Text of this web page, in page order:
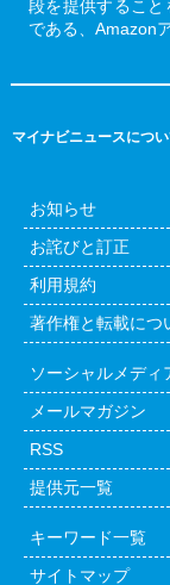
段を提供するこ
である、Amazon
マイナビニュースにつ
お知らせ
お詫びと訂正
利用規約
著作権と転載につ
ソーシャルメディ
メールマガジン
RSS
提供元一覧
キーワード一覧
サイトマップ